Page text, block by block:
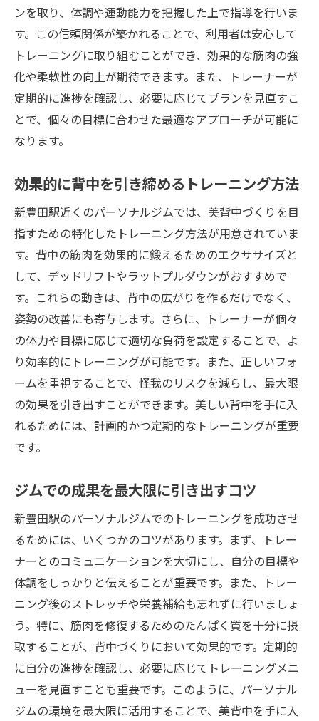
ンを取り、体調や運動能力を把握した上で指導を行いま
す。この信頼関係が築かれることで、利用者は安心して
トレーニングに取り組むことができ、効果的な筋肉の強
化や柔軟性の向上が期待できます。また、トレーナーが
定期的に進捗を確認し、必要に応じてプランを見直すこ
とで、個々の目標に合わせた最適なアプローチが可能に
なります。
効果的に背中を引き締めるトレーニング方法
新豊田駅近くのパーソナルジムでは、美背中づくりを目
指すための特化したトレーニング方法が用意されていま
す。背中の筋肉を効果的に鍛えるためのエクササイズと
して、デッドリフトやラットプルダウンがおすすめで
す。これらの動きは、背中の広がりを作るだけでなく、
姿勢の改善にも寄与します。さらに、トレーナーが個々
の体力や目標に応じて適切な負荷を設定することで、よ
り効率的にトレーニングが可能です。また、正しいフォ
ームを重視することで、怪我のリスクを減らし、最大限
の効果を引き出すことができます。美しい背中を手に入
れるためには、計画的かつ定期的なトレーニングが重要
です。
ジムでの成果を最大限に引き出すコツ
新豊田駅のパーソナルジムでのトレーニングを成功させ
るためには、いくつかのコツがあります。まず、トレー
ナーとのコミュニケーションを大切にし、自分の目標や
体調をしっかりと伝えることが重要です。また、トレー
ニング後のストレッチや栄養補給も忘れずに行いましょ
う。特に、筋肉を修復するためのたんぱく質を十分に摂
取することが、背中づくりにおいて効果的です。定期的
に自分の進捗を確認し、必要に応じてトレーニングメニ
ューを見直すことも重要です。このように、パーソナル
ジムの環境を最大限に活用することで、美背中を手に入